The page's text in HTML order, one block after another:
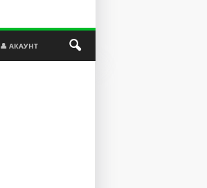
👤 АКАУНТ